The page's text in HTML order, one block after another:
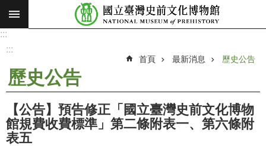
跳到主要內容區塊
搜
願
景
使
命
:::
:::
首頁 最新消息 歷史公告
歷史公告
【公告】預告修正「國立臺灣史前文化博物
館規費收費標準」第二條附表一、第六條附
表五